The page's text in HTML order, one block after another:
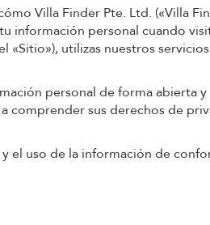
Villa Finder Pte. Ltd. («Villa
información personal cuando
utilizas nuestros
personal de forma abierta y
comprender sus derechos de
el uso de la información de